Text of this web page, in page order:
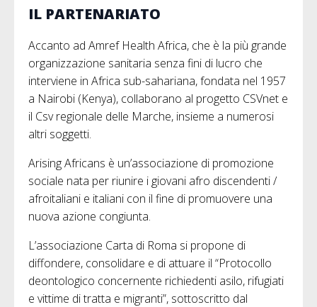
IL PARTENARIATO
Accanto ad Amref Health Africa, che è la più grande
organizzazione sanitaria senza fini di lucro che
interviene in Africa sub-sahariana, fondata nel 1957
a Nairobi (Kenya), collaborano al progetto CSVnet e
il Csv regionale delle Marche, insieme a numerosi
altri soggetti.
Arising Africans è un’associazione di promozione
sociale nata per riunire i giovani afro discendenti /
afroitaliani e italiani con il fine di promuovere una
nuova azione congiunta.
L’associazione Carta di Roma si propone di
diffondere, consolidare e di attuare il “Protocollo
deontologico concernente richiedenti asilo, rifugiati
e vittime di tratta e migranti”, sottoscritto dal